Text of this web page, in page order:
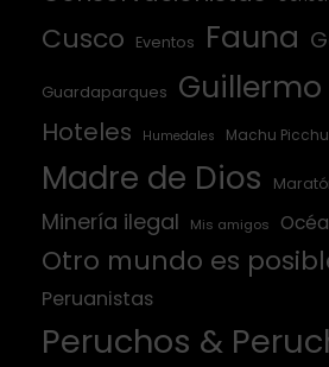
Cusco Eventos Fauna
Guardaparques Guillermo
Hoteles Humedales Machu Picchu
Madre de Dios
Minería ilegal Mis amigos
Otro mundo es
Peruanistas
Peruchos &